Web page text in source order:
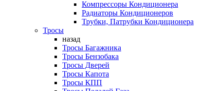
Компрессоры Кондиционера
Радиаторы Кондиционеров
Трубки, Патрубки Кондиционера
Тросы
назад
Тросы Багажника
Тросы Бензобака
Тросы Дверей
Тросы Капота
Тросы КПП